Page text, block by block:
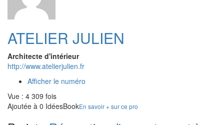
ATELIER JULIEN
Architecte d'intérieur
http://www.atelierjulien.fr
Afficher le numéro
Vue : 4 309 fois
Ajoutée à 0 IdéesBookEn savoir + sur ce pro